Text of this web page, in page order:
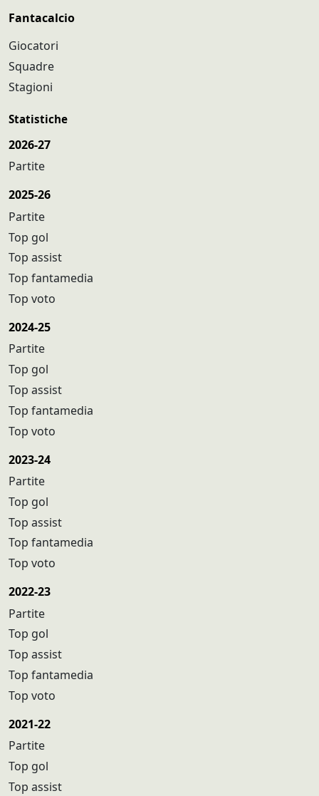
Fantacalcio
Giocatori
Squadre
Stagioni
Statistiche
2026-27
Partite
2025-26
Partite
Top gol
Top assist
Top fantamedia
Top voto
2024-25
Partite
Top gol
Top assist
Top fantamedia
Top voto
2023-24
Partite
Top gol
Top assist
Top fantamedia
Top voto
2022-23
Partite
Top gol
Top assist
Top fantamedia
Top voto
2021-22
Partite
Top gol
Top assist